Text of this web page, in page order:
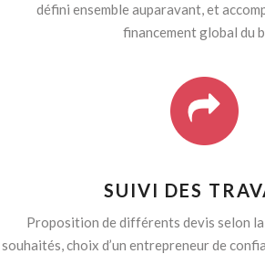
défini ensemble auparavant, et
financement global du
SUIVI DES
Proposition de différents devis selon
souhaités, choix d’un entrepreneur de